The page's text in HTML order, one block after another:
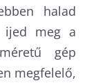
halad
ijed meg a
gép
megfelelő,